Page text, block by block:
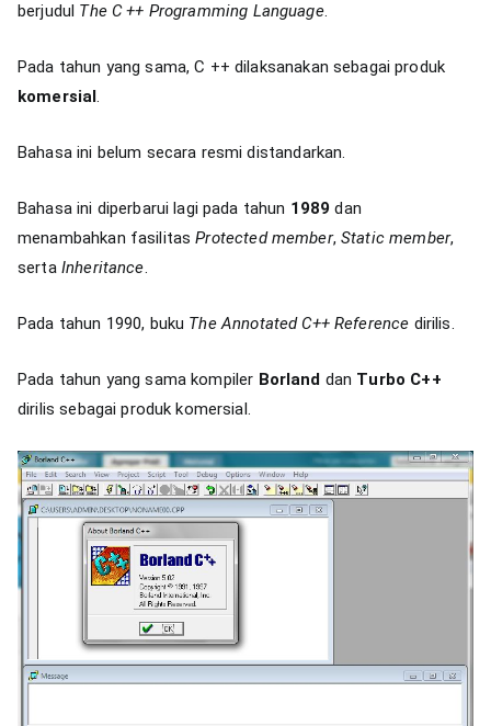
berjudul The C ++ Programming Language.
Pada tahun yang sama, C ++ dilaksanakan sebagai produk
komersial.
Bahasa ini belum secara resmi distandarkan.
Bahasa ini diperbarui lagi pada tahun 1989dan
menambahkan fasilitasProtected member,Static member,
serta Inheritance.
Pada tahun 1990, buku The Annotated C++ Reference dirilis.
Pada tahun yang sama kompiler Borland dan Turbo C++
dirilis sebagai produk komersial.